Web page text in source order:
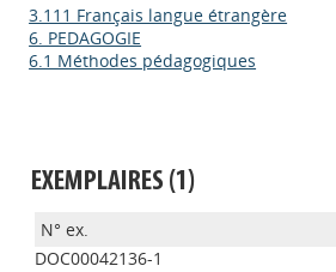
3.111 Français langue étrangère
6. PEDAGOGIE
6.1 Méthodes pédagogiques
EXEMPLAIRES (1)
DOC00042136-1